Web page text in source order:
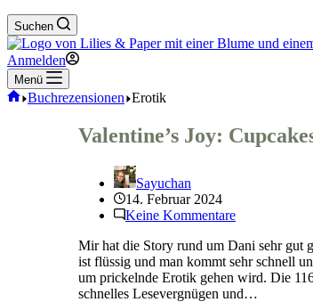
Suchen
Anmelden
Menü
Start
Buchrezensionen Erotik
Valentine’s Joy:
Sayuchan
14. Februar 2024
Keine Kommentare
Mir hat die Story rund um Dani sehr gut
ist flüssig und man kommt sehr schnell
um prickelnde Erotik gehen wird. Die
schnelles Lesevergnügen und…